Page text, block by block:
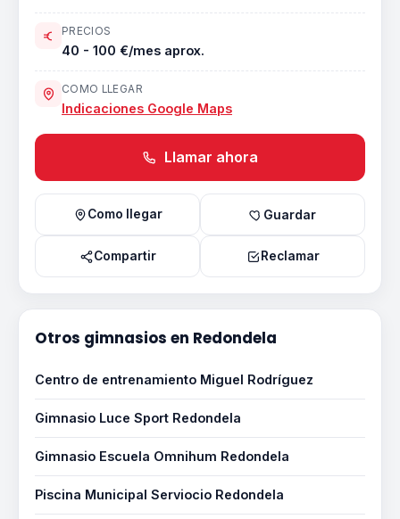
PRECIOS
40 - 100 €/mes aprox.
COMO LLEGAR
Indicaciones Google Maps
Llamar ahora
Como llegar Guardar
Compartir Reclamar
Otros gimnasios en Redondela
Centro de entrenamiento Miguel Rodríguez
Gimnasio Luce Sport Redondela
Gimnasio Escuela Omnihum Redondela
Piscina Municipal Serviocio Redondela